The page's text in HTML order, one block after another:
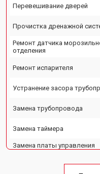
Перевешивание дверей
Прочистка дренажной
Ремонт датчика
отделения
Ремонт испарителя
Устранение засора
Замена трубопровода
Замена таймера
Замена платы управления
Ремонт/замена датчика